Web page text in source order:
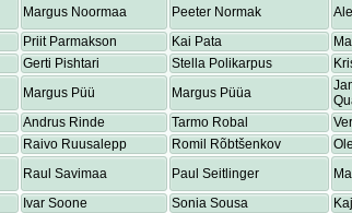
Margus Noormaa Peeter Normak
Priit Parmakson Kai Pata
Gerti Pishtari Stella Polikarpus
Margus Püü Margus Püüa
Andrus Rinde Tarmo Robal
Raivo Ruusalepp Romil Rõbtšenkov
Raul Savimaa Paul Seitlinger
Ivar Soone Sonia Sousa